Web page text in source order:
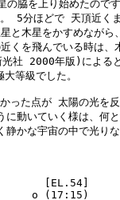
の脇を上り始めたので
5分ほどで 天頂近く
木星をかすめながら
くを飛んでいる時は、
光社 2000年版)によ
等級でした。
った点が 太陽の光を
動いていく様は、何
かな宇宙の中で光り
[EL.54]
o (17:15)